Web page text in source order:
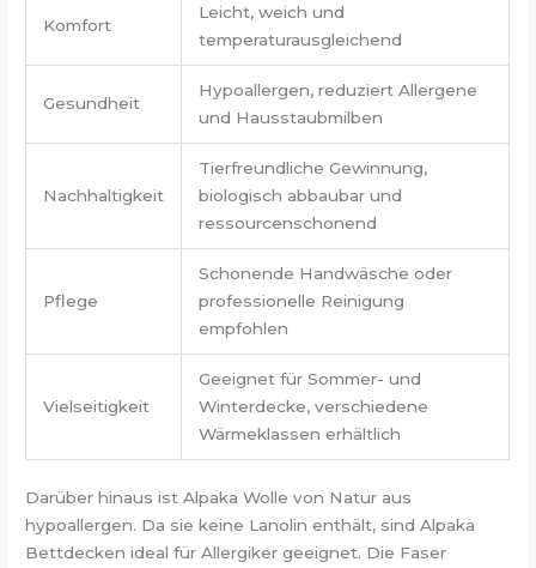
Komfort
Leicht, weich und
temperaturausgleichend
Gesundheit
Hypoallergen, reduziert Allergene
und Hausstaubmilben
Nachhaltigkeit
Tierfreundliche Gewinnung,
biologisch abbaubar und
ressourcenschonend
Pflege
Schonende Handwäsche oder
professionelle Reinigung
empfohlen
Vielseitigkeit
Geeignet für Sommer- und
Winterdecke, verschiedene
Wärmeklassen erhältlich
Darüber hinaus ist Alpaka Wolle von Natur aus
hypoallergen. Da sie keine Lanolin enthält, sind Alpaka
Bettdecken ideal für Allergiker geeignet. Die Faser